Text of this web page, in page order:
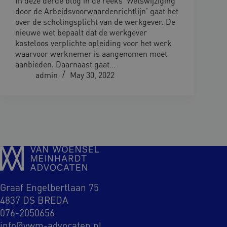
door de Arbeidsvoorwaardenrichtlijn’ gaat het
over de scholingsplicht van de werkgever. De
nieuwe wet bepaalt dat de werkgever
kosteloos verplichte opleiding voor het werk
waarvoor werknemer is aangenomen moet
aanbieden. Daarnaast gaat…
admin
May 30, 2022
Graaf Engelbertlaan 75
4837 DS BREDA
076-2050656